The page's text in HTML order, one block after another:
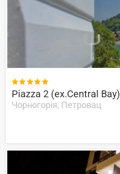

Piazza 2 (ex.Central Bay)
Чорногорія, Петровац